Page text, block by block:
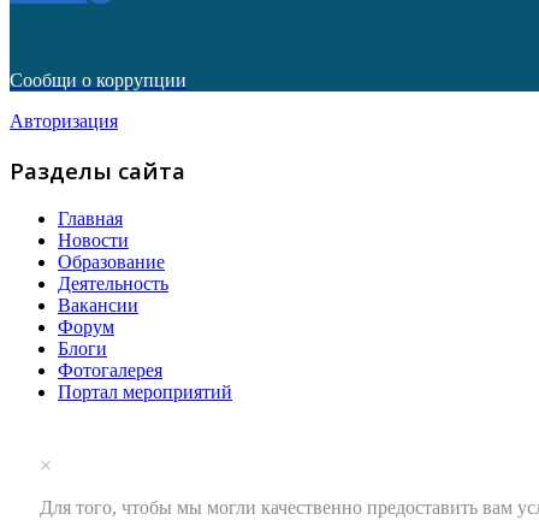
Сообщи о коррупции
Авторизация
Разделы сайта
Главная
Новости
Образование
Деятельность
Вакансии
Форум
Блоги
Фотогалерея
Портал мероприятий
×
Для того, чтобы мы могли качественно предоставить вам